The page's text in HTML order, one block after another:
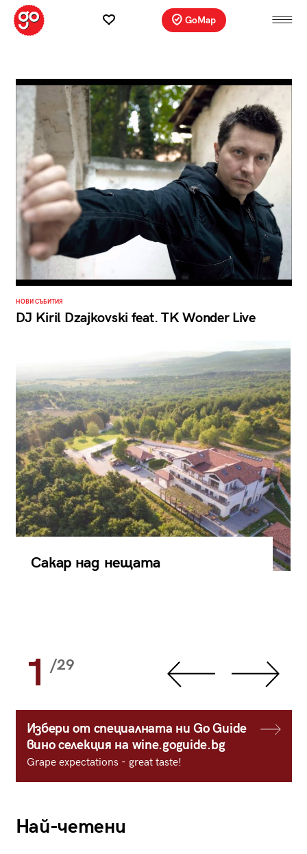
GoMap
НОВИ СЪБИТИЯ
DJ Kiril Dzajkovski feat. TK Wonder Live
Сакар над нещата
1 /29
Избери от специалната ни Go Guide
вино селекция на wine.goguide.bg
Grape expectations - great taste!
Най-четени